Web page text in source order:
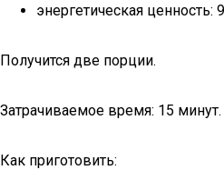
энергетическая ценность:
Получится две порции.
Затрачиваемое время: 15 минут.
Как приготовить: